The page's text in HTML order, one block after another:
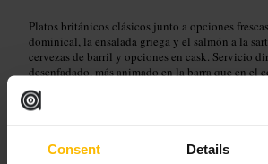
Consent Details
Platos británicos clásicos junto a opciones
dominical, la ensalada griega y el salmón a la
cervezas de barril y opciones en cask. Servicio
desenfadado, más animado en la barra que en el
Planifica tu visita